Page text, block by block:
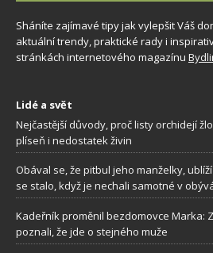
Sháníte zajímavé tipy jak vylepšit Váš
aktuální trendy, praktické rady i
stránkách internetového magazínu
Lidé a svět
Nejčastější důvody, proč listy orchidejí
plíseň i nedostatek živin
Obával se, že pitbul jeho manželky,
se stalo, když je nechali samotné v
Kadeřník proměnil bezdomovce Marka:
poznali, že jde o stejného muže